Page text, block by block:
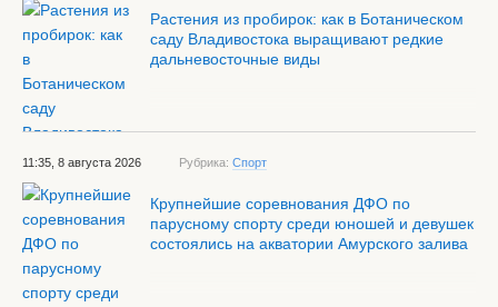
Растения из пробирок: как в Ботаническом
саду Владивостока выращивают редкие
дальневосточные виды
11:35, 8 августа 2026 Рубрика: Спорт
Крупнейшие соревнования ДФО по
парусному спорту среди юношей и девушек
состоялись на акватории Амурского залива